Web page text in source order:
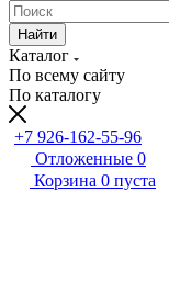
Найти
Каталог
По всему сайту
По каталогу
+7 926-162-55-96
Отложенные 0
Корзина 0 пуста